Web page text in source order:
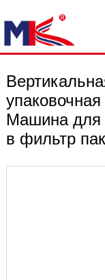
Машина для
в фильтр